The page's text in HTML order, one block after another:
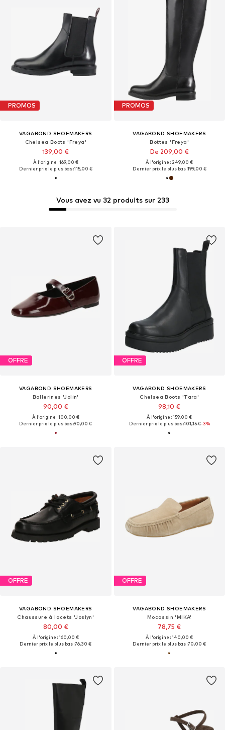
PROMOS
VAGABOND SHOEMAKERS
Chelsea Boots 'Freya'
139,00 €
À l'origine : 169,00 €
Dernier prix le plus bas :115,00 €
PROMOS
VAGABOND SHOEMAKERS
Bottes 'Freya'
De 209,00 €
À l'origine : 249,00 €
Dernier prix le plus bas :199,00 €
Vous avez vu 32 produits sur 233
OFFRE
VAGABOND SHOEMAKERS
Ballerines 'Jolin'
90,00 €
À l'origine : 100,00 €
Dernier prix le plus bas :90,00 €
OFFRE
VAGABOND SHOEMAKERS
Chelsea Boots 'Tara'
98,10 €
À l'origine : 159,00 €
Dernier prix le plus bas :101,15 €-3%
OFFRE
VAGABOND SHOEMAKERS
Chaussure à lacets 'Joslyn'
80,00 €
À l'origine : 160,00 €
Dernier prix le plus bas :76,30 €
OFFRE
VAGABOND SHOEMAKERS
Mocassin 'MIKA'
78,75 €
À l'origine : 140,00 €
Dernier prix le plus bas :70,00 €